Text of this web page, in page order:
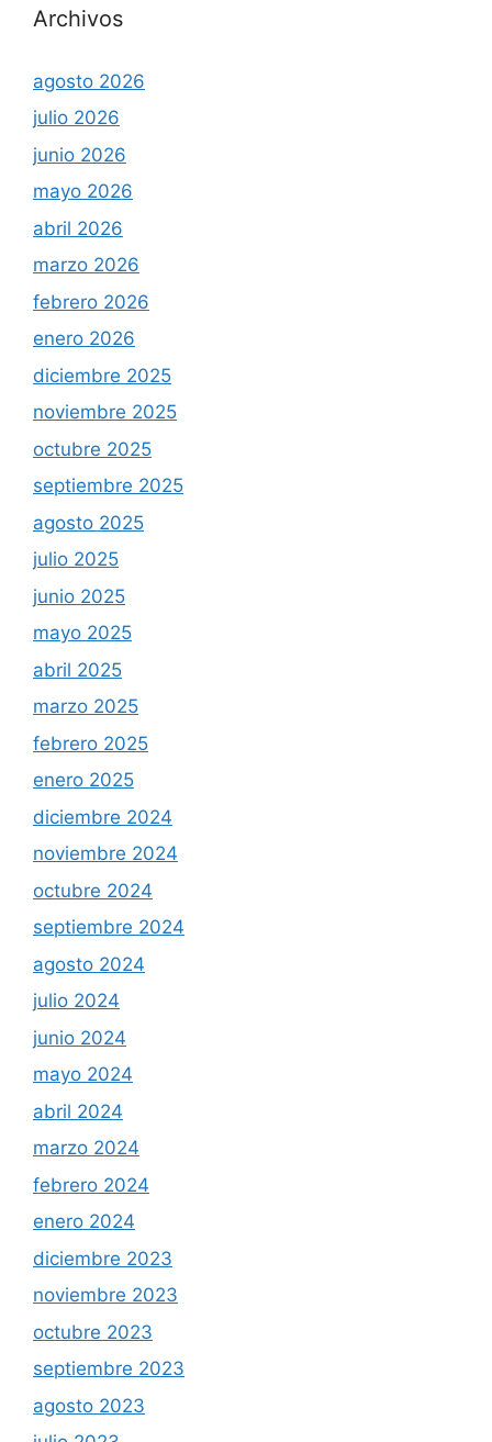
Archivos
agosto 2026
julio 2026
junio 2026
mayo 2026
abril 2026
marzo 2026
febrero 2026
enero 2026
diciembre 2025
noviembre 2025
octubre 2025
septiembre 2025
agosto 2025
julio 2025
junio 2025
mayo 2025
abril 2025
marzo 2025
febrero 2025
enero 2025
diciembre 2024
noviembre 2024
octubre 2024
septiembre 2024
agosto 2024
julio 2024
junio 2024
mayo 2024
abril 2024
marzo 2024
febrero 2024
enero 2024
diciembre 2023
noviembre 2023
octubre 2023
septiembre 2023
agosto 2023